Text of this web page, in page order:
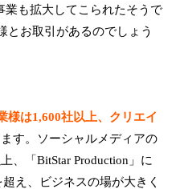
業も拡大してこられたそうで
とお取引があるのでしょう
様は1,600社以上、クリエイ
す。ソーシャルメディアの
、「BitStar Production」に
え、ビジネスの場が大きく